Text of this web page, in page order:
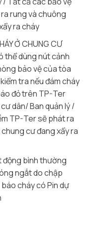
rung và chuông
ra cháy
Ở CHUNG CƯ
thể dùng nút cảnh
bảo vệ của tòa
tra nếu đám cháy
đỏ trên TP-Ter
dân/ Ban quản lý /
TP-Ter sẽ phát ra
cư đang xẩy ra
động bình thường
ngắt do chập
cháy có Pin dự